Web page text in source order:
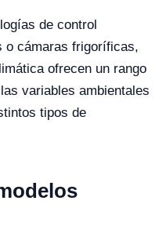
de control
o cámaras frigoríficas,
ofrecen un rango
variables ambientales
tipos de